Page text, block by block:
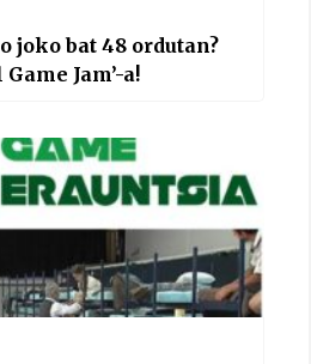
48 ordutan?
Jam’-a!